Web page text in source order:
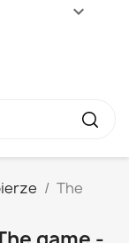
expand_more
The